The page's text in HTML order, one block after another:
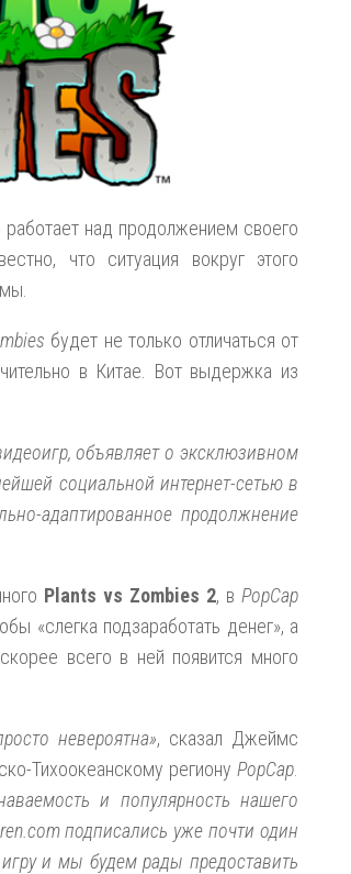
работает над продолжением своего
что ситуация вокруг этого
будет не только отличаться от
в Китае. Вот выдержка из
объявляет о эксклюзивном
социальной интернет-сетью в
адаптированное продолжнение
Plants vs Zombies 2, в PopCap
«слегка подзаработать денег», а
всего в ней появится много
невероятна», сказал Джеймс
Тихоокеанскому региону PopCap
и популярность нашего
подписались уже почти один
и мы будем рады предоставить